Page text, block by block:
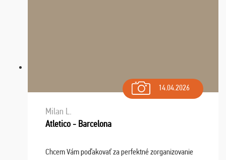
14.04.2026
Milan L.
Atletico - Barcelona
Chcem Vám poďakovať za perfektné zorganizovanie